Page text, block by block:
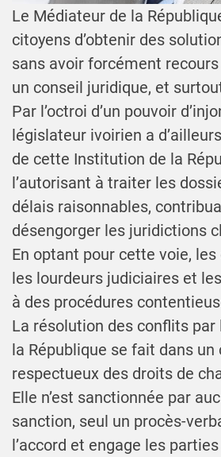
Le Médiateur de la
citoyens d’obtenir des
sans avoir forcément
un conseil juridique, et
Par l’octroi d’un pouvoir
législateur ivoirien a
de cette Institution de la
l’autorisant à traiter les
délais raisonnables,
désengorger les juridictions
En optant pour cette voie,
les lourdeurs judiciaires et
à des procédures
La résolution des conflits par
la République se fait dans un
respectueux des droits de
Elle n’est sanctionnée par
sanction, seul un procès-
l’accord et engage les